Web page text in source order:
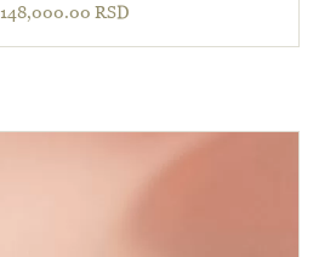
148,000.00 RSD